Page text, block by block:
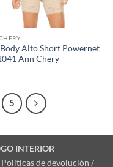
Body Alto Short Powernet
Ann Chery
5
INTERIOR
de devolución /